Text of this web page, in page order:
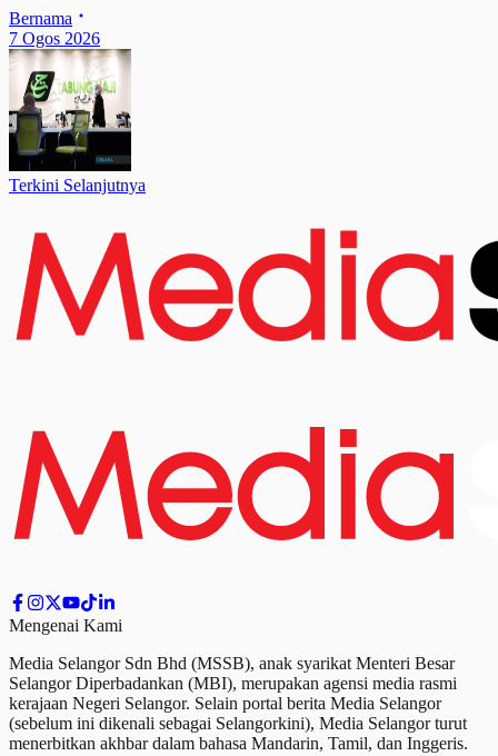
Bernama
7 Ogos 2026
Terkini Selanjutnya
Mengenai Kami
Media Selangor Sdn Bhd (MSSB), anak syarikat Menteri Besar
Selangor Diperbadankan (MBI), merupakan agensi media rasmi
kerajaan Negeri Selangor. Selain portal berita Media Selangor
(sebelum ini dikenali sebagai Selangorkini), Media Selangor turut
menerbitkan akhbar dalam bahasa Mandarin, Tamil, dan Inggeris.